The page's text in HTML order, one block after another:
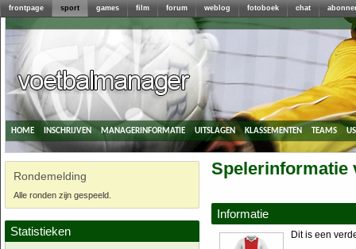
frontpage sport games film forum weblog fotoboek chat
home inschrijven managerinformatie uitslagen klassementen teams
Rondemelding
Alle ronden zijn gespeeld.
Statistieken
Spelerinformatie
Informatie
Dit is een